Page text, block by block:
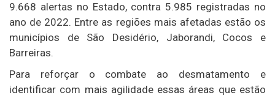
9.668 alertas no Estado, contra 5.985 registradas no
ano de 2022. Entre as regiões mais afetadas estão os
municípios de São Desidério, Jaborandi, Cocos e
Barreiras.
Para reforçar o combate ao desmatamento e
identificar com mais agilidade essas áreas que estão